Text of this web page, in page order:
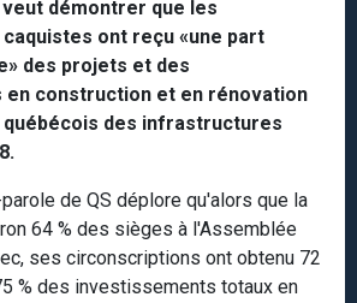
veut démontrer que les
ont reçu «une part
des projets et des
construction et en rénovation
québécois des infrastructures
de QS déplore qu'alors que la
64 % des sièges à l'Assemblée
ses circonscriptions ont obtenu 72
% des investissements totaux en